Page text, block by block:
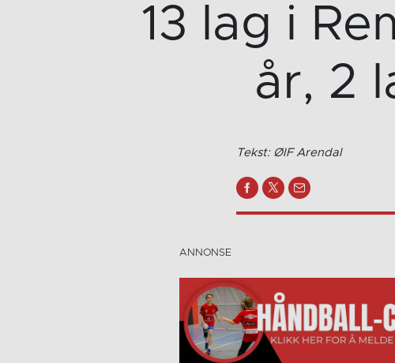
13 lag i
år, 2
Tekst: ØIF Arendal